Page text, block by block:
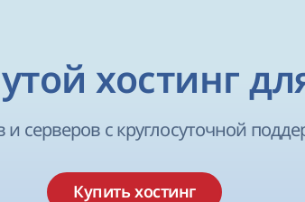
хостинг
и серверов с круглосуточной
Купить хостинг